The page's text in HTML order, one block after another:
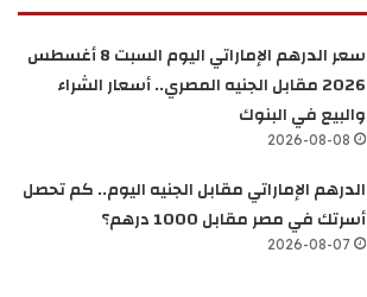
سعر الدرهم الإماراتي اليوم السبت 8 أغسطس
2026 مقابل الجنيه المصري.. أسعار الشراء
والبيع في البنوك
2026-08-08
الدرهم الإماراتي مقابل الجنيه اليوم.. كم تحصل
أسرتك في مصر مقابل 1000 درهم؟
2026-08-07